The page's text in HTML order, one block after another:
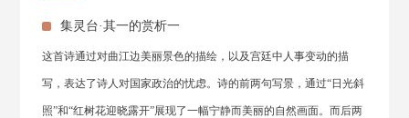
集灵台·其一的赏析一
这首诗通过对曲江边美丽景色的描绘，以及宫廷中人事变动的描
写，表达了诗人对国家政治的忧虑。诗的前两句写景，通过“日光斜
照”和“红树花迎晓露开”展现了一幅宁静而美丽的自然画面。而后两